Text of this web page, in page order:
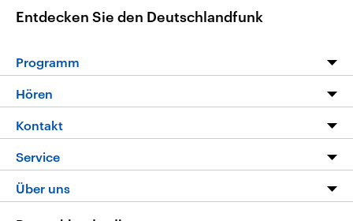
Entdecken Sie den Deutschlandfunk
Programm
Programm
Die Nachrichten
Nachrichtenleicht
Neue Beiträge auf dlf.de
Hören
Livestream
Podcasts
Deutschlandfunk App
Kontakt
Hörerservice
Service
FAQ
Über uns